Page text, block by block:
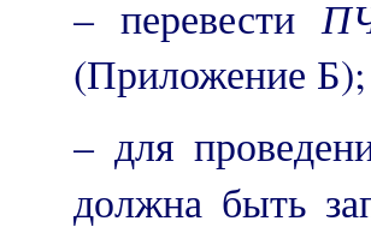
– перевести
(Приложение Б);
– для
должна быть